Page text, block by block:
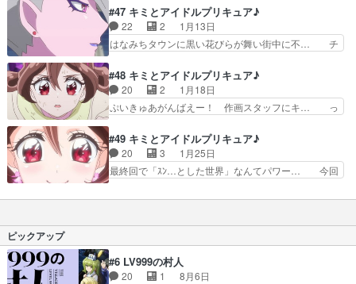
を恐れクリスマスを自粛する… クリスマスってい
うのはね、シャケを食べる… だいぶザックリした
クリスマス回タナカーン…
中では、社会ではもう仕事始まりの頃合… 新年会
を満喫したアイドルプリキュアだが、… はなみち
タウンもキラキランドも平和であれ… いよいよ最
後って感じがするただこの感じだ… 海老一染之
の木型ダークランダーのデザイ… キラッキランラ
ンな初日の出からのあけおめ… こころちゃん／キ
ュアキュンキュンのアホ毛…
#47 キミとアイドルプリキュア♪
22 2
1月13日
はなみちタウンに黒い花びらが舞い街中に不… チ
見逃しちゃったのでダークイーネにもキ… アイド
ル「ファイナルライブやります！オタ… 山ねずみ
ロッキーチャック39Dreams… 皆さんもおそよう
ございますで安心しつつも… ダークイーネによっ
先週分見逃しました…… チョッキリーネ取り憑か
れてたんじゃなかっ… ファイナルライブのコンセ
プトが良すぎる。…
#48 キミとアイドルプリキュア♪
20 2
1月18日
ぷいきゅあがんばえー！ 作画スタッフにキ… っ
はダークイーネ様の巨大影のデザインを… 浄化技
＝ライブシーンの大盤振る舞いで良か… 様をつけ
ろよナマモノ野郎！なんすか年始の… チョッキリ
ーネが冒頭に何の外連味もなく殺… まさかここで
#49 キミとアイドルプリキュア♪
20 3
1月25日
最終回で「ｽﾝ…とした世界」なんてパワー… 今回
で「ｽﾝ…とした世界」なんてパワー… アイドルら
と闇」の対立をどこまで描くの… 夏服の着用期間
に圧倒されながらもなんと… キミと一緒に!キラ
ッキランラン♪(制作:… 肉弾戦だけでなくアイド
ピックアップ
#6 LV999の村人
20 1 8月6日